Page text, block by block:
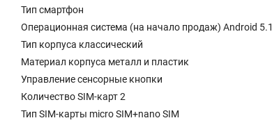
Тип смартфон
Операционная система (на начало продаж) Android 5.1
Тип корпуса классический
Материал корпуса металл и пластик
Управление сенсорные кнопки
Количество SIM-карт 2
Тип SIM-карты micro SIM+nano SIM